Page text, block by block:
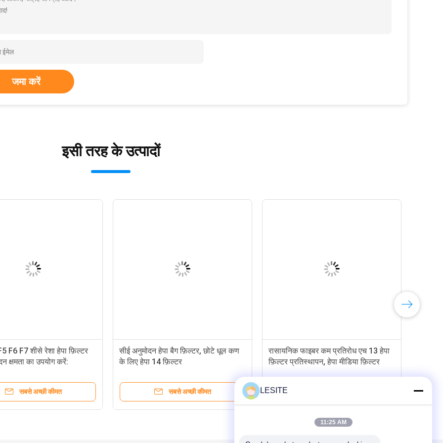
जमा करें
इसी तरह के उत्पादों
F6 F7 शीसे रेशा हेपा फ़िल्टर
क्षमता का उपयोग करें:
सबसे अच्छी कीमत
सीई अनुमोदन हेपा बैग फ़िल्टर, छोटे धूल कण
के लिए हेपा 14 फ़िल्टर
सबसे अच्छी कीमत
रासायनिक फाइबर कम प्रतिरोध एच 13 हेपा
फ़िल्टर प्रतिस्थापन, हेपा मीडिया फ़िल्टर
LESITE
11:25 AM